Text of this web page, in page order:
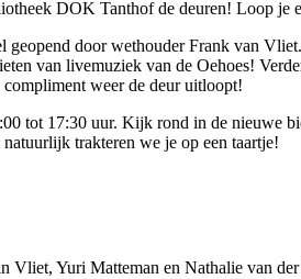
DOK Tanthof de deuren! Loop je
geopend door wethouder Frank van
van livemuziek van de Oehoes!
compliment weer de deur uitloopt!
tot 17:30 uur. Kijk rond in de nieuwe
trakteren we je op een taartje!
Vliet, Yuri Matteman en Nathalie van